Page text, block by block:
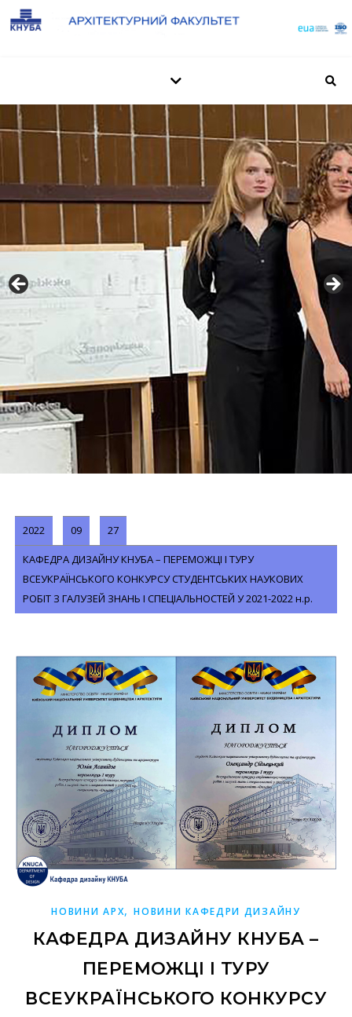
2022 09 27
КАФЕДРА ДИЗАЙНУ КНУБА – ПЕРЕМОЖЦІ І ТУРУ
ВСЕУКРАЇНСЬКОГО КОНКУРСУ СТУДЕНТСЬКИХ НАУКОВИХ
РОБІТ З ГАЛУЗЕЙ ЗНАНЬ І СПЕЦІАЛЬНОСТЕЙ У 2021-2022 н.р.
НОВИНИ АРХ,НОВИНИ КАФЕДРИ ДИЗАЙНУ
КАФЕДРА ДИЗАЙНУ КНУБА –
ПЕРЕМОЖЦІ І ТУРУ
ВСЕУКРАЇНСЬКОГО КОНКУРСУ